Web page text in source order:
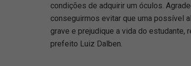
condições de adquirir um óculos.
conseguirmos evitar que uma possível
grave e prejudique a vida do estudante,
prefeito Luiz Dalben.